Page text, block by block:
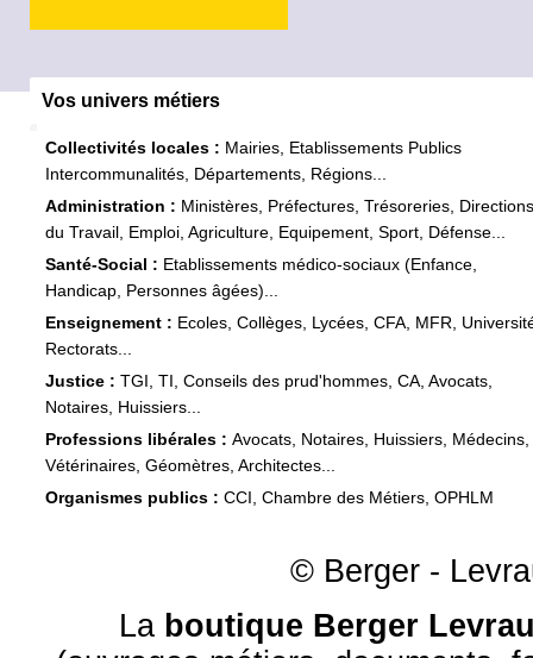
Vos univers métiers
Collectivités locales : Mairies, Etablissements Publics
Intercommunalités, Départements, Régions...
Administration : Ministères, Préfectures, Trésoreries, Directions
du Travail, Emploi, Agriculture, Equipement, Sport, Défense...
Santé-Social : Etablissements médico-sociaux (Enfance,
Handicap, Personnes âgées)...
Enseignement : Ecoles, Collèges, Lycées, CFA, MFR,
Rectorats...
Justice : TGI, TI, Conseils des prud'hommes, CA, Avocats,
Notaires, Huissiers...
Professions libérales : Avocats, Notaires, Huissiers, Médecins,
Vétérinaires, Géomètres, Architectes...
Organismes publics : CCI, Chambre des Métiers, OPHLM
© Berger -
La boutique Berger